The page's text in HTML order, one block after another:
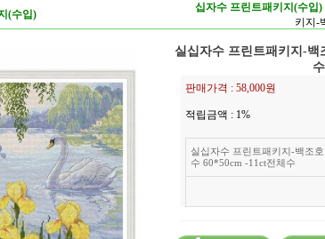
(수입)
십자수 프린트패키지(수입)
키지-
실십자수 프린트패키지-백
수
판매가격 : 58,000원
적립금액 : 1%
실십자수 프린트패키지-백조호
수 60*50cm -11ct전체수